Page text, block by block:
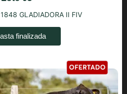
GLADIADORA II FIV
finalizada